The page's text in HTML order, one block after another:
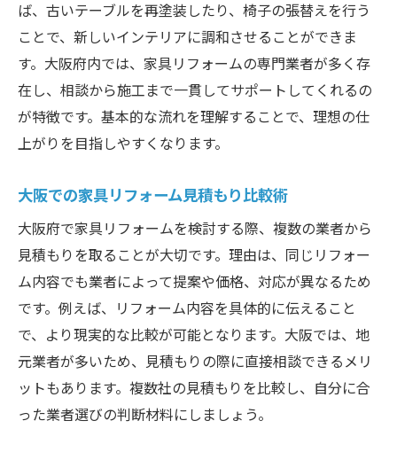
ば、古いテーブルを再塗装したり、椅子の張替えを行う
ことで、新しいインテリアに調和させることができま
す。大阪府内では、家具リフォームの専門業者が多く存
在し、相談から施工まで一貫してサポートしてくれるの
が特徴です。基本的な流れを理解することで、理想の仕
上がりを目指しやすくなります。
大阪での家具リフォーム見積もり比較術
大阪府で家具リフォームを検討する際、複数の業者から
見積もりを取ることが大切です。理由は、同じリフォー
ム内容でも業者によって提案や価格、対応が異なるため
です。例えば、リフォーム内容を具体的に伝えること
で、より現実的な比較が可能となります。大阪では、地
元業者が多いため、見積もりの際に直接相談できるメリ
ットもあります。複数社の見積もりを比較し、自分に合
った業者選びの判断材料にしましょう。